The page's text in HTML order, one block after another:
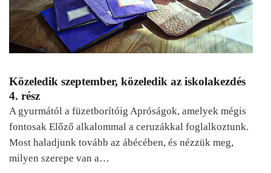
Közeledik szeptember, közeledik az iskolakezdés
4. rész
A gyurmától a füzetborítóig Apróságok, amelyek mégis
fontosak Előző alkalommal a ceruzákkal foglalkoztunk.
Most haladjunk tovább az ábécében, és nézzük meg,
milyen szerepe van a…